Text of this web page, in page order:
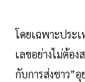
โดยเฉพาะประ
เลขอย่างไม่ต้อ
กับการส่งชาว”